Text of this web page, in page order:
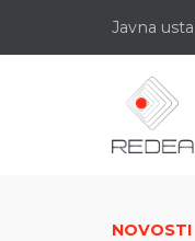
Javna
NOVOSTI